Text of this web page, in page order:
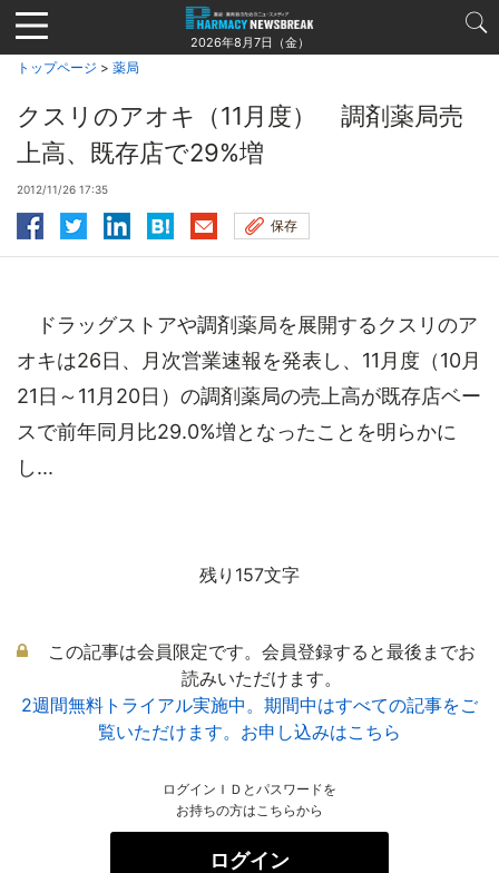
Jump
to
navigation
2026年8月7日（金）
トップページ > 薬局
クスリのアオキ（11月度） 調剤薬局売
上高、既存店で29%増
2012/11/26 17:35
保存
ドラッグストアや調剤薬局を展開するクスリのア
オキは26日、月次営業速報を発表し、11月度（10月
21日～11月20日）の調剤薬局の売上高が既存店ベー
スで前年同月比29.0%増となったことを明らかに
し...
残り157文字
この記事は会員限定です。会員登録すると最後までお
読みいただけます。
2週間無料トライアル実施中。期間中はすべての記事をご
覧いただけます。お申し込みはこちら
ログインＩＤとパスワードを
お持ちの方はこちらから
ログイン